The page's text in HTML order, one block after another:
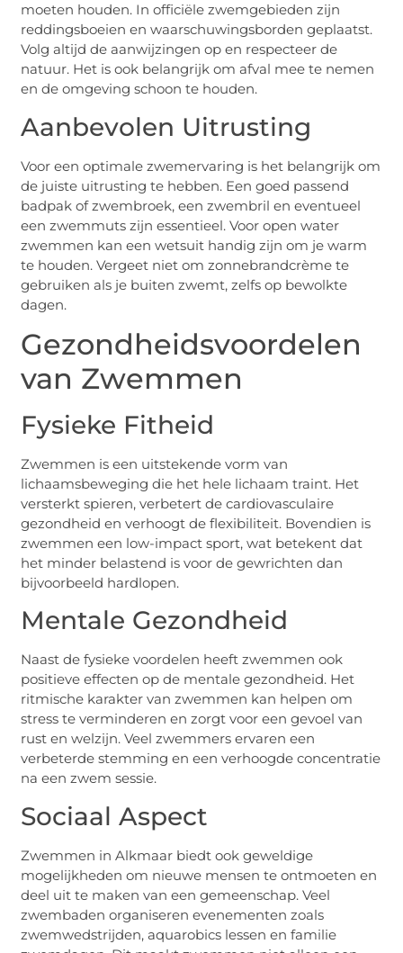
moeten houden. In officiële zwemgebieden zijn
reddingsboeien en waarschuwingsborden geplaatst.
Volg altijd de aanwijzingen op en respecteer de
natuur. Het is ook belangrijk om afval mee te nemen
en de omgeving schoon te houden.
Aanbevolen Uitrusting
Voor een optimale zwemervaring is het belangrijk om
de juiste uitrusting te hebben. Een goed passend
badpak of zwembroek, een zwembril en eventueel
een zwemmuts zijn essentieel. Voor open water
zwemmen kan een wetsuit handig zijn om je warm
te houden. Vergeet niet om zonnebrandcrème te
gebruiken als je buiten zwemt, zelfs op bewolkte
dagen.
Gezondheidsvoordelen
van Zwemmen
Fysieke Fitheid
Zwemmen is een uitstekende vorm van
lichaamsbeweging die het hele lichaam traint. Het
versterkt spieren, verbetert de cardiovasculaire
gezondheid en verhoogt de flexibiliteit. Bovendien is
zwemmen een low-impact sport, wat betekent dat
het minder belastend is voor de gewrichten dan
bijvoorbeeld hardlopen.
Mentale Gezondheid
Naast de fysieke voordelen heeft zwemmen ook
positieve effecten op de mentale gezondheid. Het
ritmische karakter van zwemmen kan helpen om
stress te verminderen en zorgt voor een gevoel van
rust en welzijn. Veel zwemmers ervaren een
verbeterde stemming en een verhoogde concentratie
na een zwem sessie.
Sociaal Aspect
Zwemmen in Alkmaar biedt ook geweldige
mogelijkheden om nieuwe mensen te ontmoeten en
deel uit te maken van een gemeenschap. Veel
zwembaden organiseren evenementen zoals
zwemwedstrijden, aquarobics lessen en familie